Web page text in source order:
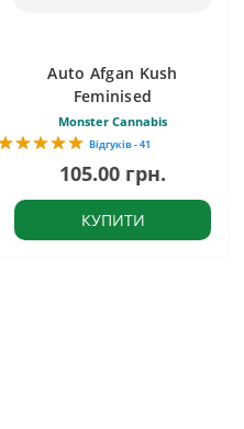
Auto Afgan Kush
Feminised
Monster Cannabis
Відгуків - 41
105.00 грн.
КУПИТИ